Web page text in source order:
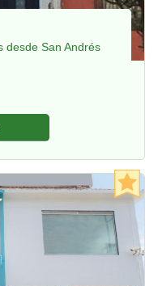
desde San Andrés